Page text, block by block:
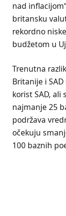
nad
britansku
rekordno
budžetom u
Trenutna
Britanije i
korist SAD, ali
najmanje 25
podržava
očekuju
100 baznih